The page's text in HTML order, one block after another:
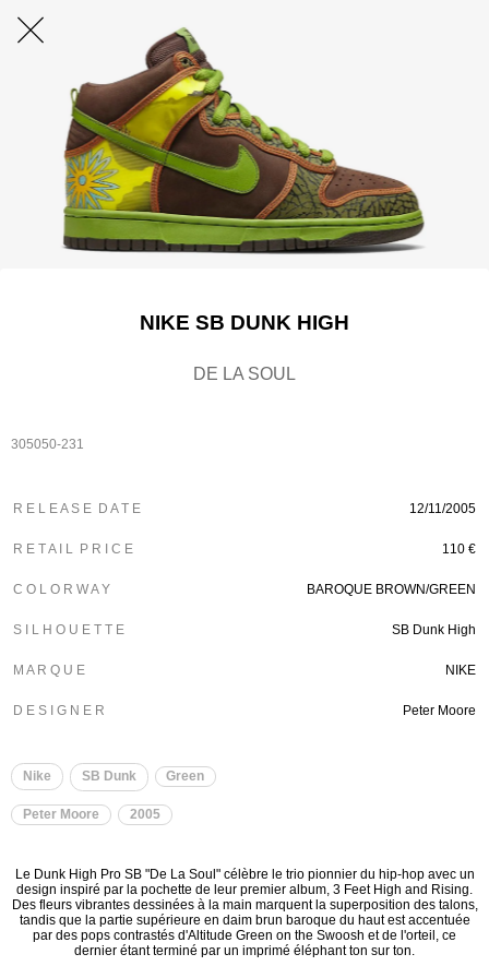
NIKE SB DUNK HIGH
DE LA SOUL
305050-231
R E L E A S E D A T E 12/11/2005
R E T A I L P R I C E 110 €
C O L O R W A Y BAROQUE BROWN/GREEN
S I L H O U E T T E SB Dunk High
M A R Q U E NIKE
D E S I G N E R Peter Moore
Nike SB Dunk Green
Peter Moore 2005
Le Dunk High Pro SB "De La Soul" célèbre le trio pionnier du hip-hop avec un
design inspiré par la pochette de leur premier album, 3 Feet High and Rising.
Des fleurs vibrantes dessinées à la main marquent la superposition des talons,
tandis que la partie supérieure en daim brun baroque du haut est accentuée
par des pops contrastés d'Altitude Green on the Swoosh et de l'orteil, ce
dernier étant terminé par un imprimé éléphant ton sur ton.